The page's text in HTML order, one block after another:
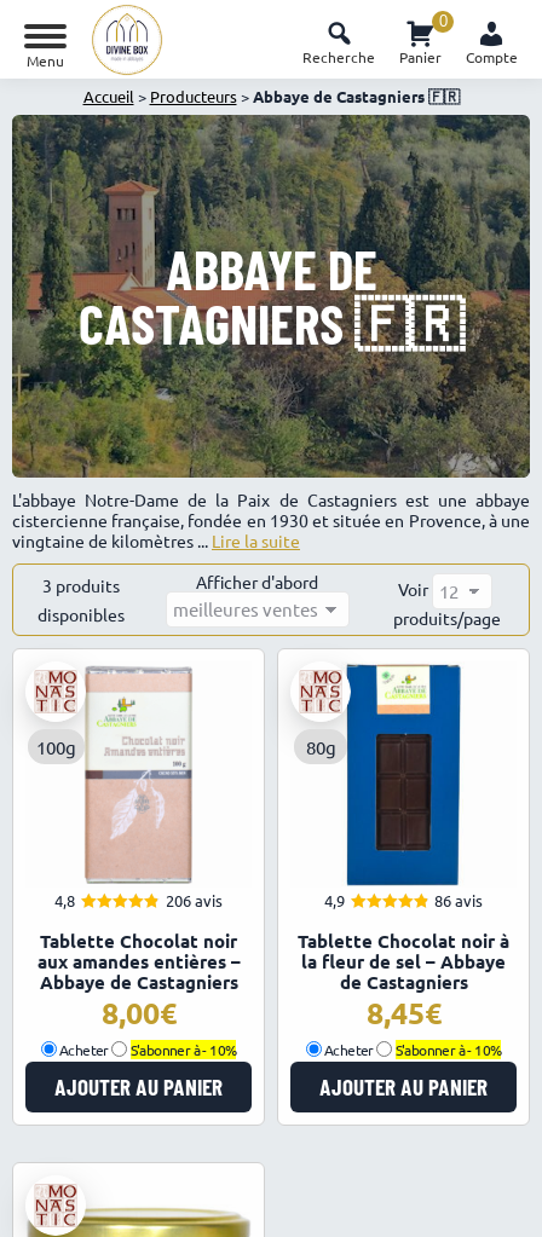
Menu Recherche Panier
0
Compte
Accueil > Producteurs>Abbaye de Castagniers 🇫🇷
ABBAYE DE
CASTAGNIERS 🇫🇷
L'abbaye Notre-Dame de la Paix de Castagniers est une abbaye
cistercienne française, fondée en 1930 et située en Provence, à une
vingtaine de kilomètres ... Lire la suite
3 produits
disponibles
par
popularité
Afficher d'abord
Voir
produits/page
100g
4,8
sur 5
206 avis
Tablette Chocolat noir
aux amandes entières –
Abbaye de Castagniers
8,00
Acheter S'abonner à -10%
AJOUTER AU PANIER
80g
4,9
sur 5
86 avis
Tablette Chocolat noir à
la fleur de sel – Abbaye
de Castagniers
8,45
Acheter S'abonner à -10%
AJOUTER AU PANIER